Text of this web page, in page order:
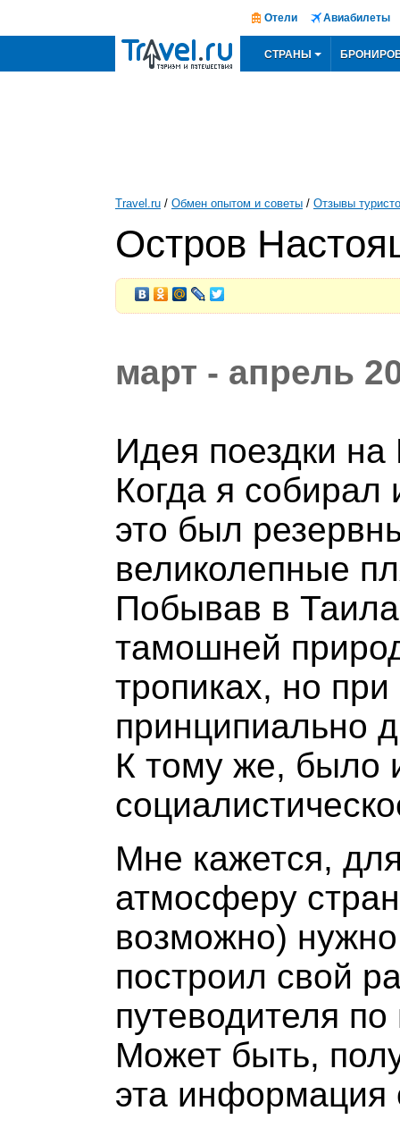
Отели Авиабилеты
СТРАНЫ
Travel.ru / Обмен опытом и советы / Отзывы
Остров
март - апрель
Идея поездки
Когда я
это был
великолепные
Побывав в
тамошней
тропиках, но
принципиально
К тому же, было
Мне кажется,
атмосферу
возможно)
построил свой
путеводителя
Может быть,
эта информация